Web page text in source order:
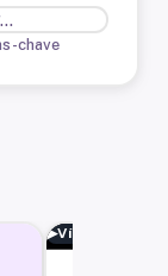
chave
▶Vídeo aula